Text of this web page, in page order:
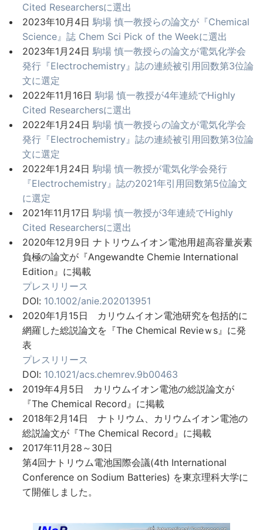
Cited Researchersに選出
2023年10月4日 駒場 慎一教授らの論文が『Chemical
Science』誌 Chem Sci Pick of the Weekに選出
2023年1月24日 駒場 慎一教授らの論文が電気化学会
発行『Electrochemistry』誌の連続被引用回数第3位論
文に選定
2022年11月16日 駒場 慎一教授が4年連続でHighly
Cited Researchersに選出
2022年1月24日 駒場 慎一教授らの論文が電気化学会
発行『Electrochemistry』誌の連続被引用回数第3位論
文に選定
2022年1月24日 駒場 慎一教授が電気化学会発行
『Electrochemistry』誌の2021年引用回数第5位論文
に選定
2021年11月17日 駒場 慎一教授が3年連続でHighly
Cited Researchersに選出
2020年12月9日 ナトリウムイオン電池用超高容量炭素
負極の論文が『Angewandte Chemie International
Edition』に掲載
プレスリリース
DOI: 10.1002/anie.202013951
2020年1月15日 カリウムイオン電池研究を包括的に
網羅した総説論文を『The Chemical Revieｗs』に発
表
プレスリリース
DOI: 10.1021/acs.chemrev.9b00463
2019年4月5日 カリウムイオン電池の総説論文が
『The Chemical Record』に掲載
2018年2月14日 ナトリウム、カリウムイオン電池の
総説論文が『The Chemical Record』に掲載
2017年11月28～30日
第4回ナトリウム電池国際会議(4th International
Conference on Sodium Batteries) を東京理科大学に
て開催しました。